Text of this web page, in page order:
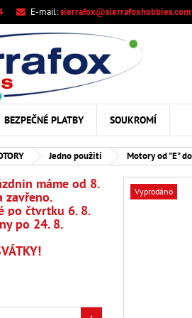
E-mail:sierrafox@sierrafoxhobbies.com
BEZPEČNÉ PLATBY SOUKROMÍ
Jedno použití Motory od "E"
máme od 8.
zavřeno.
po čtvrtku 6. 8.
po 24. 8.
Vyprodáno